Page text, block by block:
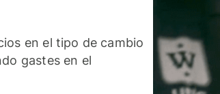
en el tipo de cambio
gastes en el